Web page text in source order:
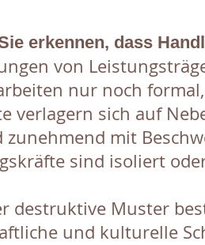
erkennen, dass
von
nur noch
verlagern sich auf
zunehmend mit
sind isoliert
destruktive Muster
und kulturelle